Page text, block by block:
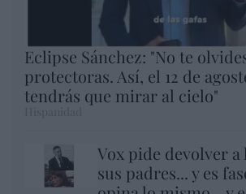
Eclipse Sánchez: "No te
protectoras. Así, el 12 de
tendrás que mirar al cielo"
Vox pide devolver a
sus padres... y es